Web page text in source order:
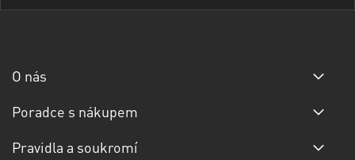
O nás
Poradce s nákupem
Pravidla a soukromí